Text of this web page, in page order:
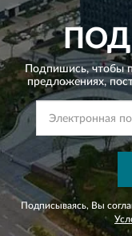
Подпишись, чтобы
предложениях,
Подписываясь, Вы